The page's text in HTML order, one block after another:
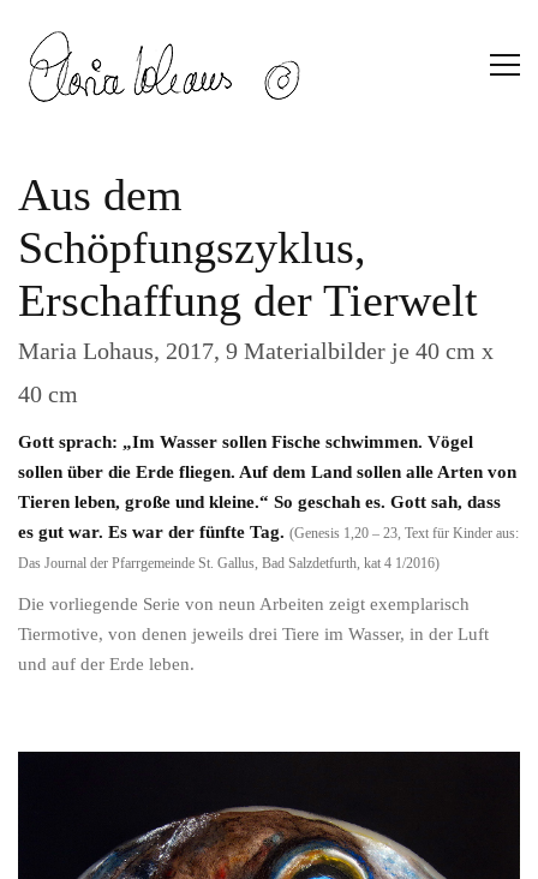
Aus dem
Schöpfungszyklus,
Erschaffung der Tierwelt
Maria Lohaus, 2017, 9 Materialbilder je 40 cm x
40 cm
Gott sprach: „Im Wasser sollen Fische schwimmen. Vögel
sollen über die Erde fliegen. Auf dem Land sollen alle Arten von
Tieren leben, große und kleine.“ So geschah es. Gott sah, dass
es gut war. Es war der fünfte Tag. (Genesis 1,20 – 23, Text für Kinder aus:
Das Journal der Pfarrgemeinde St. Gallus, Bad Salzdetfurth, kat 4 1/2016)
Die vorliegende Serie von neun Arbeiten zeigt exemplarisch
Tiermotive, von denen jeweils drei Tiere im Wasser, in der Luft
und auf der Erde leben.